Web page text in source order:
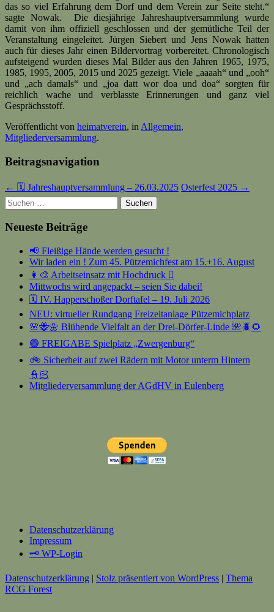
das so viel Erfahrung dem Dorf und dem Verein zur Seite steht.“
sagte Nowak. Die diesjährige Jahreshauptversammlung wurde
damit von ihm offiziell geschlossen und der gemütliche Teil der
Veranstaltung eingeleitet. Jürgen Siebert und Jens Nowak hatten
auch für dieses Jahr einen Bildervortrag vorbereitet. Chronologisch
aufsteigend wurden dieses Mal Bilder aus den Jahren 1965, 1975,
1985, 1995, 2005, 2015 und 2025 gezeigt. Viele „aaaah“ und „ooh“
und „ach damals“ und „joa datt wor doa und doa“ sorgten für
reichlich wache und verblasste Erinnerungen und ganz viel
Gesprächsstoff.
Veröffentlicht von heimatverein, in Allgemein,
Mitgliederversammlung.
Beitragsnavigation
← 🗓️ Jahreshauptversammlung – 26.03.2025 Osterfest 2025 →
Suchen
nach:
Neueste Beiträge
📢 Fleißige Hände werden gesucht !
Wir laden ein ! Zum 45. Pützemichfest am 15.+16. August
👩‍🎨 Arbeitseinsatz mit Hochdruck 🫟
Mittwochs wird angepackt – seien Sie dabei!
🗓️ IV. Happerschoßer Dorftafel – 19. Juli 2026
NEU: virtueller Rundgang Freizeitanlage Pützemichplatz
🌸🐝🌼 Blühende Vielfalt an der Drei-Dörfer-Linde 🌺🪲🌻
🟢 FREIGABE Spielplatz „Zwergenburg“
🚲 Sicherheit auf zwei Rädern mit Motor unterm Hintern
👮🏻
Mitgliederversammlung der AGdHV in Eulenberg
Datenschutzerklärung
Impressum
🗝️ WP-Login
Datenschutzerklärung | Stolz präsentiert von WordPress | Thema
RCG Forest